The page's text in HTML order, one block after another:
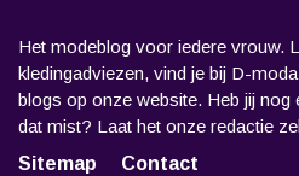
Het modeblog voor iedere vrouw.
kledingadviezen, vind je bij D-
blogs op onze website. Heb jij nog
dat mist? Laat het onze redactie
Sitemap
Contact